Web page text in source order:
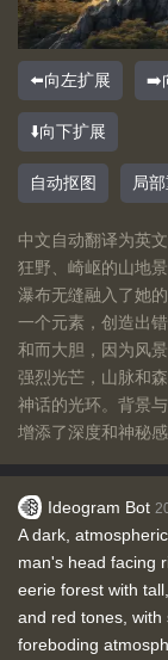
⬅️向左扩展 ➡️
⬇️向下扩展
自动抠图 局
中文自动翻译为英
狂野、崎岖的山地
瀑布无缝融入了她
一个元素，创造出
和而大胆，因为风
强烈光芒，山脉和
神话的光环。背景
增添了深度和神秘感
Ideogram Bot
A dark,
man's head facing
eerie forest with
and red tones, with
foreboding